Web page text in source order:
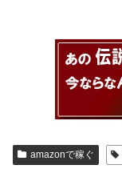
amazonで稼ぐ